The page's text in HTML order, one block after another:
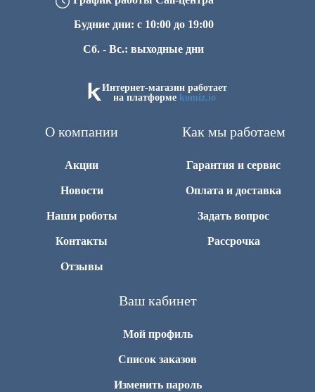
Будние дни: с 10:00 до 19:00
Сб. - Вс.: выходные дни
Интернет-магазин работает
на платформе komiz.io
О компании
Акции
Новости
Наши роботы
Контакты
Отзывы
Как мы работаем
Гарантия и сервис
Оплата и доставка
Задать вопрос
Рассрочка
Ваш кабинет
Мой профиль
Список заказов
Изменить пароль